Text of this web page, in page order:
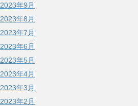
2023年9月
2023年8月
2023年7月
2023年6月
2023年5月
2023年4月
2023年3月
2023年2月